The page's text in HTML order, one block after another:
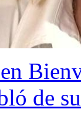
de